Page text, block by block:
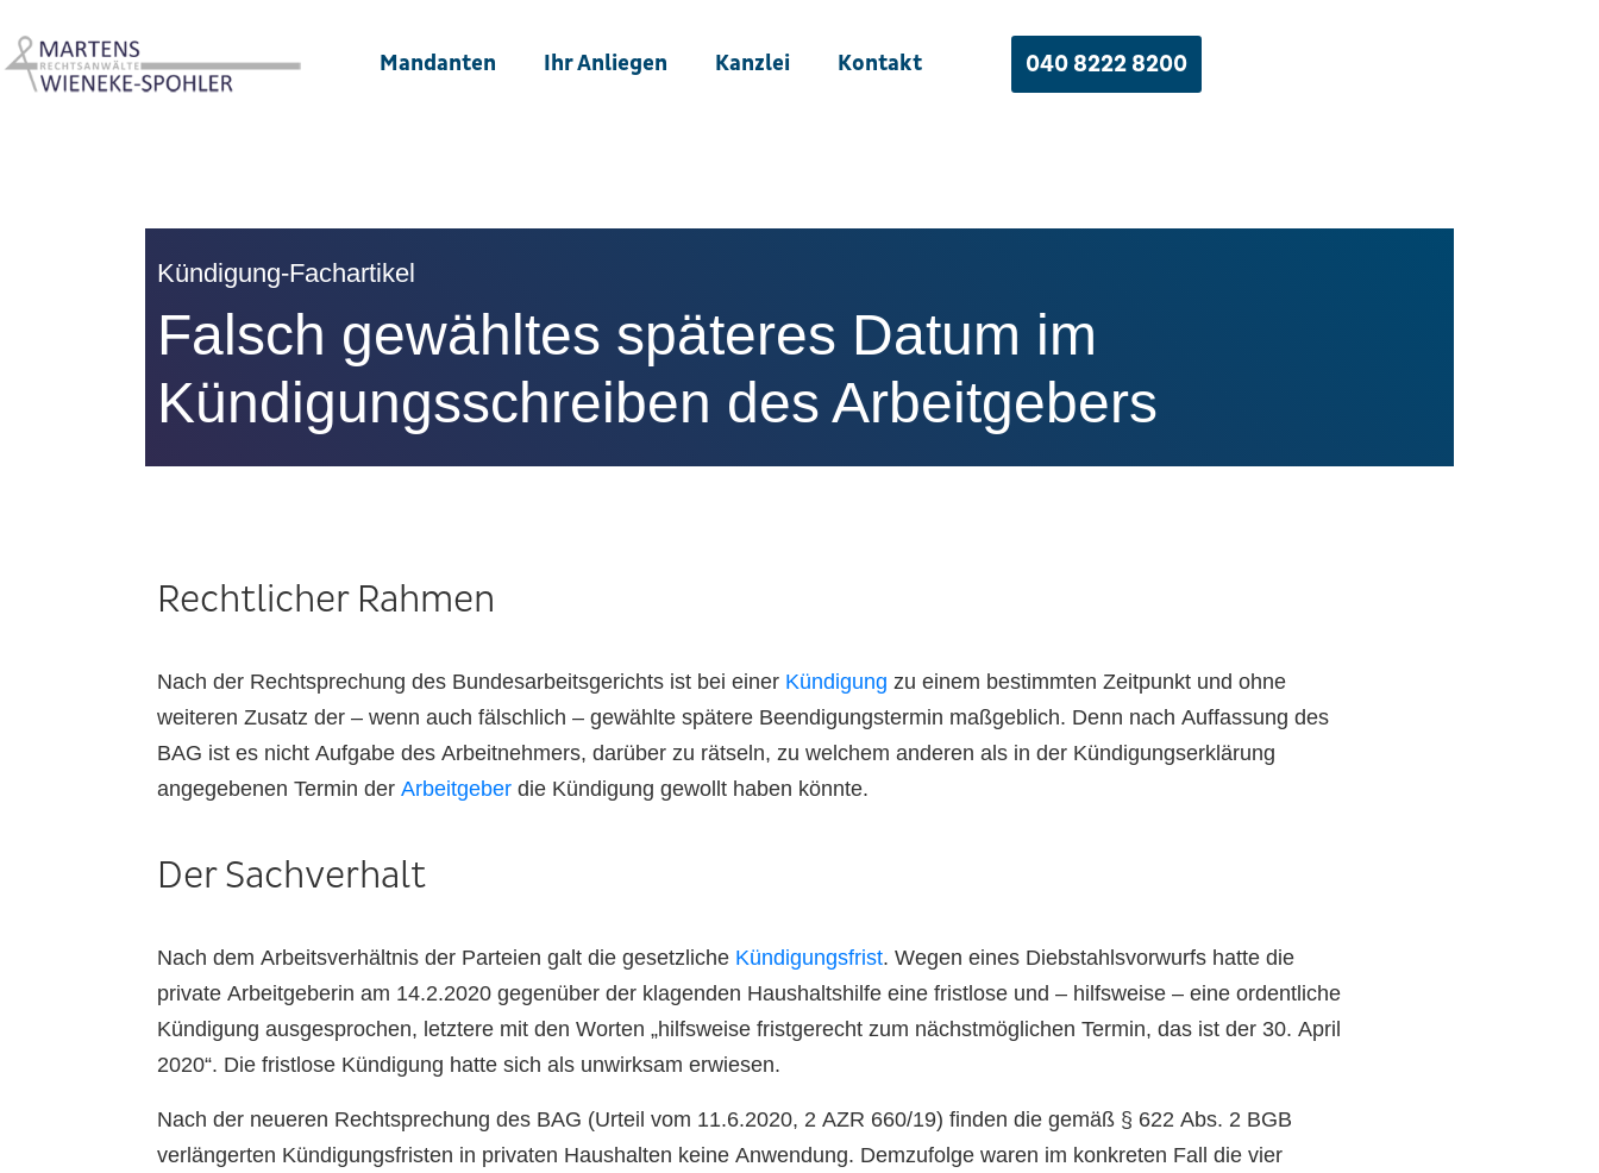
Mandanten Ihr Anliegen Kanzlei Kontakt 040 8222 8200
Kündigung-Fachartikel
Falsch gewähltes späteres Datum im
Kündigungsschreiben des Arbeitgebers
Rechtlicher Rahmen
Nach der Rechtsprechung des Bundesarbeitsgerichts ist bei einer Kündigung zu einem bestimmten Zeitpunkt und ohne
weiteren Zusatz der – wenn auch fälschlich – gewählte spätere Beendigungstermin maßgeblich. Denn nach Auffassung des
BAG ist es nicht Aufgabe des Arbeitnehmers, darüber zu rätseln, zu welchem anderen als in der Kündigungserklärung
angegebenen Termin der Arbeitgeber die Kündigung gewollt haben könnte.
Der Sachverhalt
Nach dem Arbeitsverhältnis der Parteien galt die gesetzliche Kündigungsfrist. Wegen eines Diebstahlsvorwurfs hatte die
private Arbeitgeberin am 14.2.2020 gegenüber der klagenden Haushaltshilfe eine fristlose und – hilfsweise – eine ordentliche
Kündigung ausgesprochen, letztere mit den Worten „hilfsweise fristgerecht zum nächstmöglichen Termin, das ist der 30. April
2020“. Die fristlose Kündigung hatte sich als unwirksam erwiesen.
Nach der neueren Rechtsprechung des BAG (Urteil vom 11.6.2020, 2 AZR 660/19) finden die gemäß § 622 Abs. 2 BGB
verlängerten Kündigungsfristen in privaten Haushalten keine Anwendung. Demzufolge waren im konkreten Fall die vier